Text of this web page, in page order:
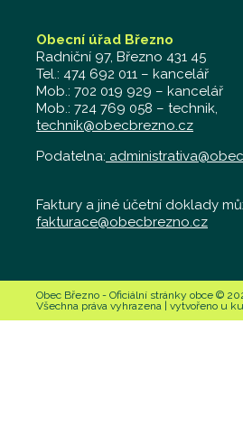
Obecní úřad Březno
Radniční 97, Březno 431 45
Tel.: 474 692 011 – kancelář
Mob.: 702 019 929 – kancelář
Mob.: 724 769 058 – technik,
technik@obecbrezno.cz
Podatelna:
Faktury a jiné účetní doklady
fakturace@obecbrezno.cz
Obec Březno - Oficiální stránky obce ©
Všechna práva vyhrazena | vytvořeno u